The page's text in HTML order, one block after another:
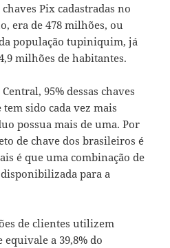
Pix cadastradas no
era de 478 milhões, ou
população tupiniquim, já
milhões de habitantes.
95% dessas chaves
tem sido cada vez mais
possua mais de uma. Por
de chave dos brasileiros é
é que uma combinação de
para a
de clientes utilizem
equivale a 39,8% do